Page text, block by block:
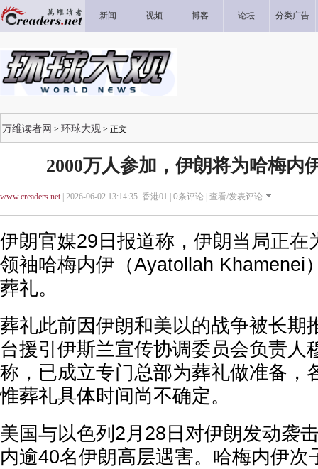
新闻 视频 博客 论坛 分类广告
万维读者网 > 环球大观 > 正文
2000万人参加，伊朗将为哈梅内
www.creaders.net| 2026-06-02 13:14:35 香港01 | 0条评论 | 查看/发表评论
伊朗官媒29日报道称，伊朗当局正在
领袖哈梅内伊（Ayatollah Khamenei
葬礼。
葬礼此前因伊朗和美以的战争被长期
台援引伊斯兰宣传协调委员会负责人
称，已成立专门总部为葬礼做准备，
惟葬礼具体时间尚不确定。
美国与以色列2月28日对伊朗发动袭
内逾40名伊朗高层遇害。哈梅内伊次